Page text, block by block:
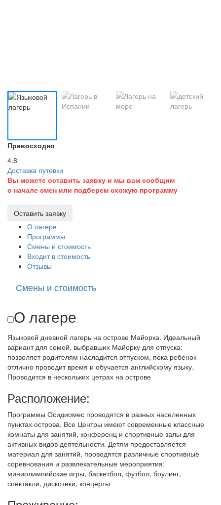
Превосходно
4.8
Доставка путевки
Вы можете оставить заявку и мы вам сообщим
о начале смен или подберем схожую программу
Оставить заявку
О лагере
Программы
Смены и стоимость
Входит в стоимость
Отзывы
Смены и стоимость
О лагере
Языковой дневной лагерь на острове Майорка. Идеальный
вариант для семей, выбравших Майорку для отпуска:
позволяет родителям насладится отпуском, пока ребенок
отлично проводит время и обучается английскому языку.
Проводится в нескольких цетрах на острове
Расположение:
Программы Осидиомес проводятся в разных населенных
пунктах острова. Все Центры имеют современные классные
комнаты для занятий, конференц и спортивные залы для
активных видов деятельности. Детям предоставляется
материал для занятий, проводятся различные спортивные
соревнования и развлекательные мероприятия:
миниолимпийские игры, баскетбол, футбол, боулинг,
спектакли, дискотеки, концерты